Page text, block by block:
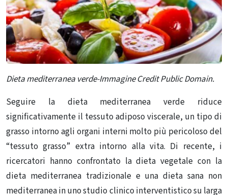
Dieta mediterranea verde-Immagine Credit Public Domain.
Seguire la dieta mediterranea verde riduce
significativamente il tessuto adiposo viscerale, un tipo di
grasso intorno agli organi interni molto più pericoloso del
“tessuto grasso” extra intorno alla vita. Di recente, i
ricercatori hanno confrontato la dieta vegetale con la
dieta mediterranea tradizionale e una dieta sana non
mediterranea in uno studio clinico interventistico su larga